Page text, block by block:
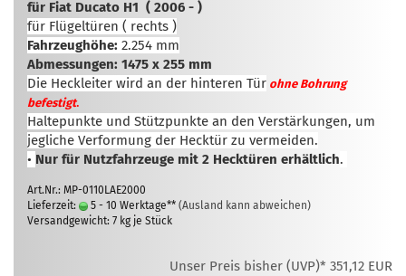
für Fiat Ducato H1 ( 2006 - )
für Flügeltüren ( rechts )
Fahrzeughöhe: 2.254 mm
Abmessungen: 1475 x 255 mm
Die Heckleiter wird an der hinteren Tür ohne Bohrung
befestigt.
Haltepunkte und Stützpunkte an den Verstärkungen, um
jegliche Verformung der Hecktür zu vermeiden.
• Nur für Nutzfahrzeuge mit 2 Hecktüren erhältlich.
Art.Nr.: MP-0110LAE2000
Lieferzeit:
5 - 10 Werktage** (Ausland kann abweichen)
Versandgewicht: 7 kg je Stück
Unser Preis bisher (UVP)* 351,12 EUR